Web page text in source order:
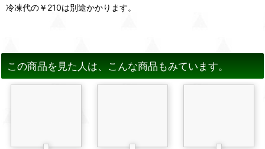
冷凍代の￥210は別途かかります。
この商品を見た人は、こんな商品もみています。